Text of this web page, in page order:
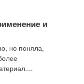
и
но поняла,